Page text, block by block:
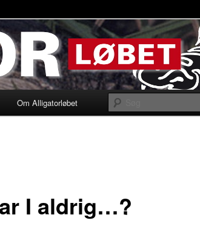
Om Alligatorløbet
I aldrig…?